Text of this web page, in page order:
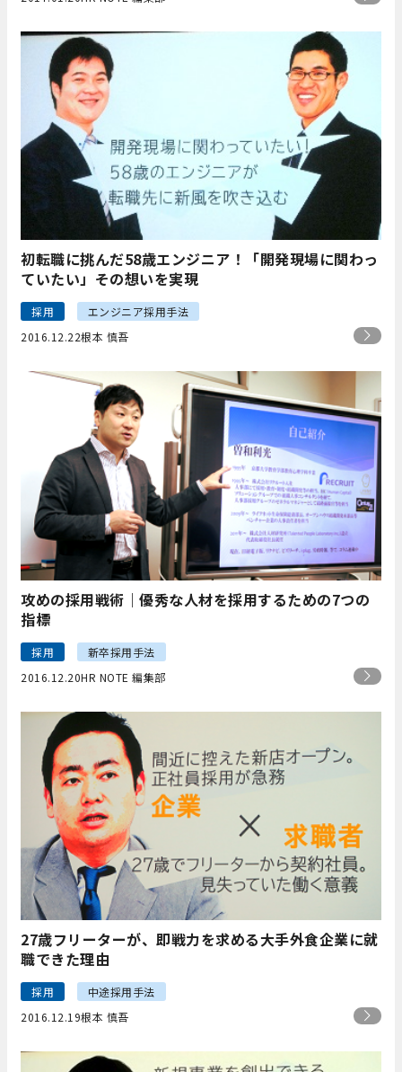
初転職に挑んだ58歳エンジニア！「開発現場に関わっ
ていたい」その想いを実現
採用
エンジニア採用手法
2016.12.22根本 慎吾
攻めの採用戦術｜優秀な人材を採用するための7つの
指標
採用
新卒採用手法
2016.12.20HR NOTE 編集部
27歳フリーターが、即戦力を求める大手外食企業に就
職できた理由
採用
中途採用手法
2016.12.19根本 慎吾